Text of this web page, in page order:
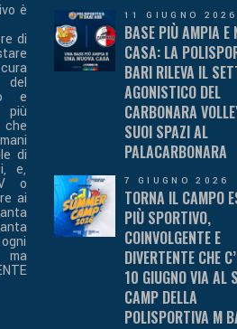
è
di
del
e
più
che
di
e,
o
ai
11 GIUGNO 2026
BASE PIÙ AMPIA E
CASA: LA
BARI RILEVA IL
AGONISTICO DEL
CARBONARA
SUOI SPAZI AL
PALACARBONARA
7 GIUGNO 2026
TORNA IL CAMPO
PIÙ SPORTIVO,
COINVOLGENTE E
DIVERTENTE CHE
10 GIUGNO VIA AL
CAMP DELLA
POLISPORTIVA M